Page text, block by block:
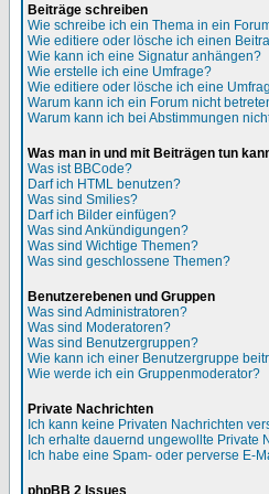
Beiträge schreiben
Wie schreibe ich ein Thema in ein
Wie editiere oder lösche ich einen
Wie kann ich eine Signatur anhängen?
Wie erstelle ich eine Umfrage?
Wie editiere oder lösche ich eine
Warum kann ich ein Forum nicht
Warum kann ich bei Abstimmungen
Was man in und mit Beiträgen tun
Was ist BBCode?
Darf ich HTML benutzen?
Was sind Smilies?
Darf ich Bilder einfügen?
Was sind Ankündigungen?
Was sind Wichtige Themen?
Was sind geschlossene Themen?
Benutzerebenen und Gruppen
Was sind Administratoren?
Was sind Moderatoren?
Was sind Benutzergruppen?
Wie kann ich einer Benutzergruppe
Wie werde ich ein Gruppenmoderator?
Private Nachrichten
Ich kann keine Privaten Nachrichten
Ich erhalte dauernd ungewollte Private
Ich habe eine Spam- oder perverse E-
phpBB 2 Issues